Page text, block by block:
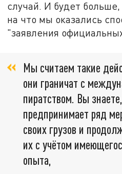
случай. И будет больше,
на что мы оказались
"заявления
Мы считаем такие
они граничат с
пиратством. Вы
предпринимает ряд
своих грузов и
их с учётом
опыта,